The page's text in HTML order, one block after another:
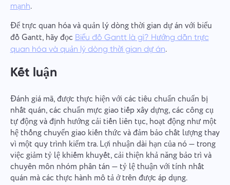
mạnh.
Để trực quan hóa và quản lý dòng thời gian dự án với biểu
đồ Gantt, hãy đọcBiểu đồ Gantt là gì? Hướng dẫn trực
quan hóa và quản lý dòng thời gian dự án.
Kết luận
Đánh giá mã, được thực hiện với các tiêu chuẩn chuẩn bị
nhất quán, các chuẩn mực giao tiếp xây dựng, các công cụ
tự động và định hướng cải tiến liên tục, hoạt động như một
hệ thống chuyển giao kiến thức và đảm bảo chất lượng thay
vì một quy trình kiểm tra. Lợi nhuận dài hạn của nó — trong
việc giảm tỷ lệ khiếm khuyết, cải thiện khả năng bảo trì và
chuyên môn nhóm phân tán — tỷ lệ thuận với tính nhất
quán mà các thực hành mô tả ở trên được áp dụng.